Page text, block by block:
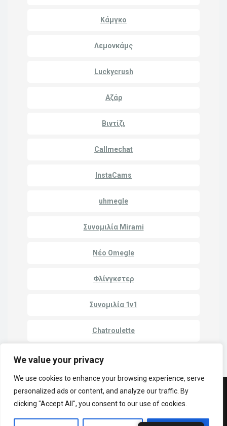
We value your privacy
We use cookies to enhance your browsing experience, serve
personalized ads or content, and analyze our traffic. By
clicking "Accept All", you consent to our use of cookies.
Κάμγκο
Λεμονκάμς
Luckycrush
Αζάρ
Βιντίζι
Callmechat
InstaCams
uhmegle
Συνομιλία Mirami
Νέο Omegle
Φλίνγκστερ
Συνομιλία 1v1
Chatroulette
© Πνευματικά δικαιώματα 2023 | Cam Match - Συνομιλήστε με ξένους
στο διαδίκτυο
Πολιτική Απορρήτου Όροι και Προϋποθέσεις